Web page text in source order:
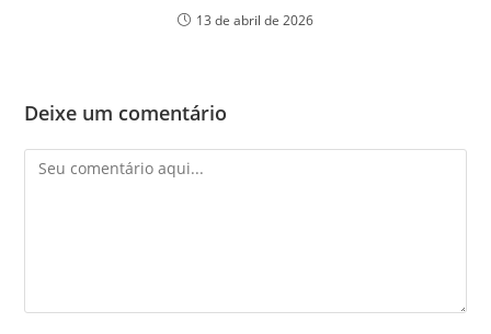
13 de abril de 2026
Deixe um comentário
Comentário